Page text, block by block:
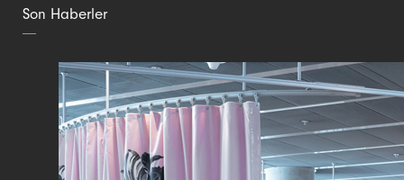
Son Haberler